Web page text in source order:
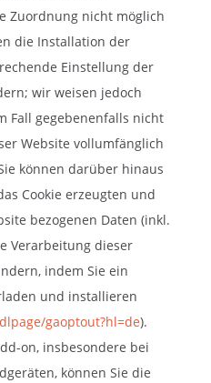
Zuordnung nicht möglich
die Installation der
Einstellung der
wir weisen jedoch
Fall gegebenenfalls nicht
Website vollumfänglich
können darüber hinaus
Cookie erzeugten und
bezogenen Daten (inkl.
Verarbeitung dieser
indem Sie ein
und installieren
gaoptout?hl=de).
on, insbesondere bei
können Sie die